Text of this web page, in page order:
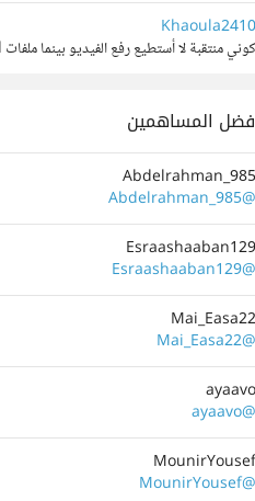
Khaoula2410
كوني منتقبة لا أستطيع رفع الفيديو بينما ملفات word و pdf قمت بإدراجها
المساهمين
Abdelrahman_985
@Abdelrahman_985
Esraashaaban129
@Esraashaaban129
Mai_Easa22
@Mai_Easa22
ayaavo
@ayaavo
MounirYousef
@MounirYousef